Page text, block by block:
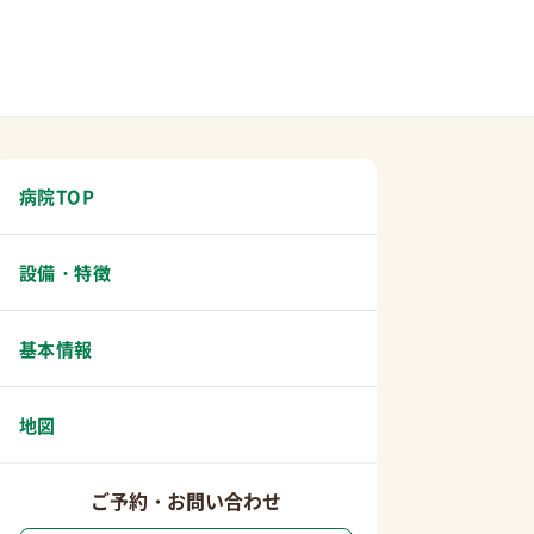
病院TOP
設備・特徴
基本情報
地図
ご予約・お問い合わせ